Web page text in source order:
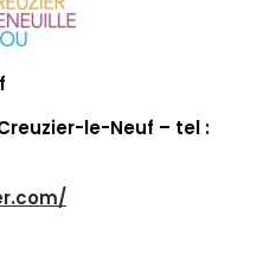
le-Neuf – tel :